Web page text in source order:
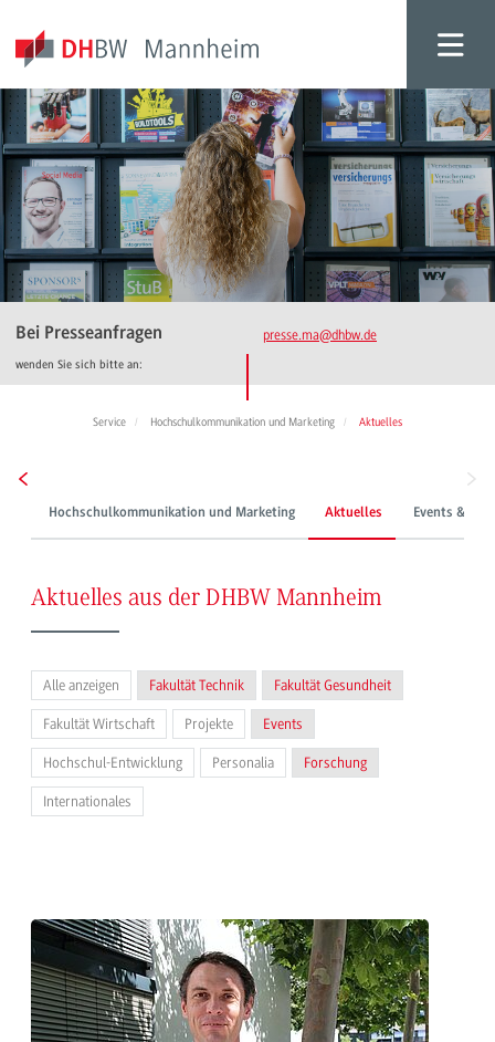
Bei Presseanfragen
wenden Sie sich bitte an:
presse.ma@dhbw.de
Service Hochschulkommunikation und Marketing Aktuelles
Hochschulkommunikation und Marketing Aktuelles Events &
Aktuelles aus der DHBW Mannheim
Alle anzeigen Fakultät Technik Fakultät Gesundheit
Fakultät Wirtschaft Projekte Events
Hochschul-Entwicklung Personalia Forschung
Internationales